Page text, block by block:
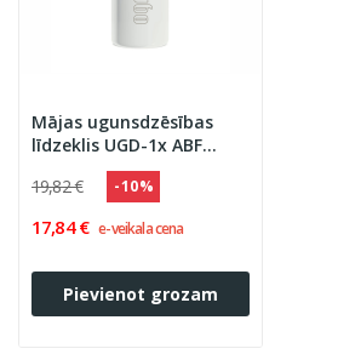
Mājas ugunsdzēsības
līdzeklis UGD-1x ABF
''OGNIOCHRON''
19,82 € - 10 %
17,84 € e-veikala cena
Pievienot grozam